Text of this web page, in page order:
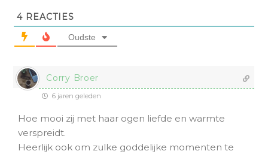
4 REACTIES
Oudste
Corry Broer
6 jaren geleden
Hoe mooi zij met haar ogen liefde en warmte
verspreidt.
Heerlijk ook om zulke goddelijke momenten te